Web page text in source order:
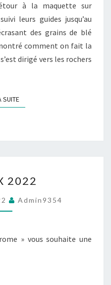
à la maquette sur
leurs guides jusqu’au
des grains de blé
comment on fait la
dirigé vers les rochers
SUITELIRE LA SUITE
20222022
Admin9354
» vous souhaite une